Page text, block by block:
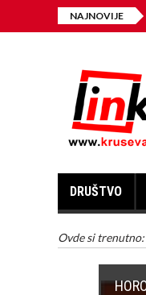
NAJNOVIJE
DRUŠTVO
Ovde si trenutno: